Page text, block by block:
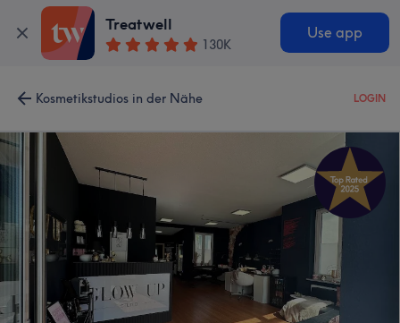
Treatwell
130K
Use app
Kosmetikstudios in der Nähe LOGIN